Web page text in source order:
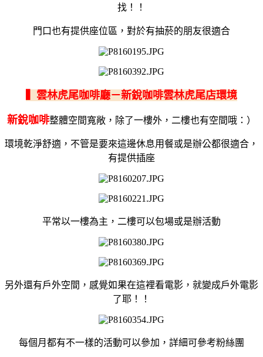
找！！
門口也有提供座位區，對於有抽菸的朋友很適合
▍雲林虎尾咖啡廳－新銳咖啡雲林虎尾店環境
新銳咖啡整體空間寬敞，除了一樓外，二樓也有空間哦：）
環境乾淨舒適，不管是要來這邊休息用餐或是辦公都很適合，
有提供插座
平常以一樓為主，二樓可以包場或是辦活動
另外還有戶外空間 ，感覺如果在這裡看電影，就變成戶外電影
了耶！！
每個月都有不一樣的活動可以參加，詳細可參考粉絲團